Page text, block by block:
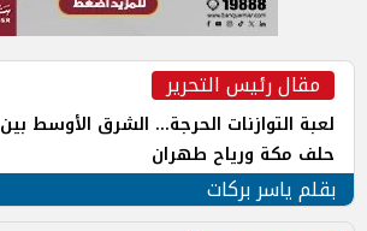
مقال رئيس التحرير
لعبة التوازنات الحرجة... الشرق الأوسط بين
حلف مكة ورياح طهران
بقلم ياسر بركات